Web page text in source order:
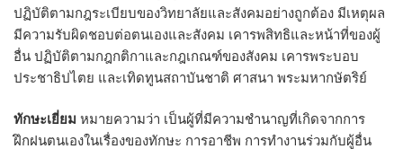
ปฏิบัติตามกฎระเบียบของวิทยาลัยและสังคมอย่างถูกต้อง มีเหตุผล
มีความรับผิดชอบต่อตนเองและสังคม เคารพสิทธิและหน้าที่ของผู้
อื่น ปฏิบัติตามกฎกติกาและกฎเกณฑ์ของสังคม เคารพระบอบ
ประชาธิปไตย และเทิดทูนสถาบันชาติ ศาสนา พระมหากษัตริย์
ทักษะเยี่ยม หมายความว่า เป็นผู้ที่มีความชำนาญที่เกิดจากการ
ฝึกฝนตนเองในเรื่องของทักษะ การอาชีพ การทำงานร่วมกับผู้อื่น